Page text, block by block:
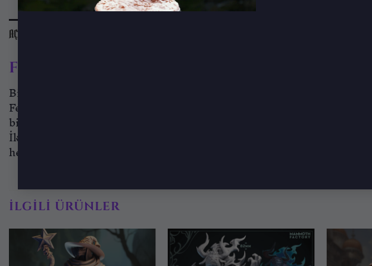
AÇIKLAMA
Ferrovex Drone – Çürüyen Metalin
Bir zamanlar bir insan bedeniydi… şimdi ise Ferrovex’in bilinçsiz
Ferrovex Drone, metal plakalarla zırhlanmış ve enfekte dişlerle
bir zekâ tarafından yeniden şekillendirildiğini haykırır.
İki kollu yapısı, sıska ama kaslı vücut hattı, asimetrik metal
hem stratejik olarak tehdit eder.
İLGILI ÜRÜNLER